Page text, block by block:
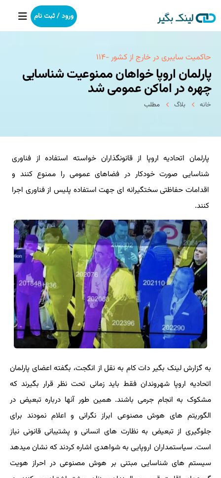
خانه
بکلینک
رپورتاژآگهی
خدمات ما
درباره ما
آموزش
ورود / ثبت نام
حاكمیت سایبری در خارج از كشور -۱۱۴
پارلمان اروپا خواهان ممنوعیت شناسایی
چهره در اماکن عمومی شد
خانه بلاگ مطلب
پارلمان اتحادیه اروپا از قانونگذاران خواسته استفاده از فناوری
شناسایی صورت خودکار در فضاهای عمومی را ممنوع کنند و
اقدامات حفاظتی سختگیرانه ای جهت استفاده پلیس از فناوری اجرا
کنند.
به گزارش لینک بگیر دات کام به نقل از انگجت، بگفته اعضای پارلمان
اتحادیه اروپا شهروندان فقط باید زمانی تحت نظر قرار بگیرند که
مشکوک به انجام جرمی باشند. همین طور آنها درباره تبعیض در
الگوریتم های هوش مصنوعی ابراز نگرانی و اعلام نمودند برای
جلوگیری از تبعیض به نظارت های انسانی و پشتیبانی قانونی نیاز
است. سیاستمداران اروپایی به شواهدی اشاره کردند که نشان میدهد
سیستم های شناسایی مبتنی بر هوش مصنوعی در احراز هویت